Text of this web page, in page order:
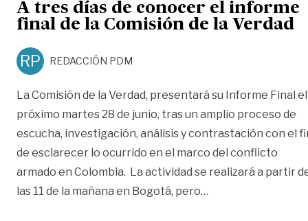
A tres días de conocer el informe
final de la Comisión de la Verdad
RP REDACCIÓN PDM
La Comisión de la Verdad, presentará su Informe Final el
próximo martes 28 de junio, tras un amplio proceso de
escucha, investigación, análisis y contrastación con el
de esclarecer lo ocurrido en el marco del conflicto
armado en Colombia. La actividad se realizará a partir
las 11 de la mañana en Bogotá, pero…